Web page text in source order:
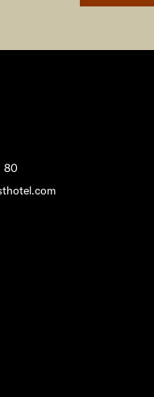
80